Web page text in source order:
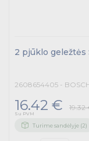
2 pjūklo geležtės
2608654405 -
16.42 € 19.32
Su PVM
Turime sandėlyje (2)